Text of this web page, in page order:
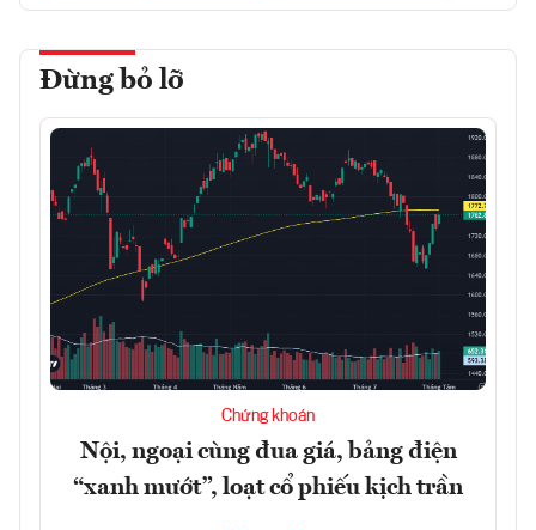
Đừng bỏ lỡ
Chứng khoán
Nội, ngoại cùng đua giá, bảng điện
“xanh mướt”, loạt cổ phiếu kịch trần